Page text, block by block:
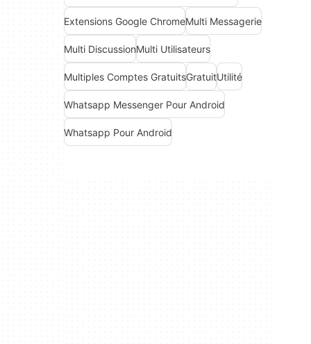
Extensions Google ChromeMulti Messagerie
Multi DiscussionMulti Utilisateurs
Multiples Comptes GratuitsGratuitUtilité
Whatsapp Messenger Pour Android
Whatsapp Pour Android